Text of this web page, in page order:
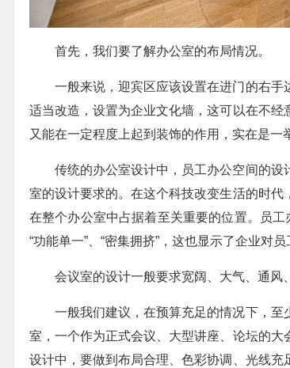
首先，我们要了解办公室的布局情况。
一般来说，迎宾区应该设置在进门的右
适当改造，设置为企业文化墙，这可以在不
又能在一定程度上起到装饰的作用，实在是一
传统的办公室设计中，员工办公空间的
室的设计要求的。在这个科技改变生活的时
在整个办公室中占据着至关重要的位置。员工
“功能单一”、“密集拥挤”，这也显示了企业对员
会议室的设计一般要求宽阔、大气、通风
一般我们建议，在预算充足的情况下，
室，一个作为正式会议、大型讲座、论坛的
设计中，要做到布局合理、色彩协调、光线